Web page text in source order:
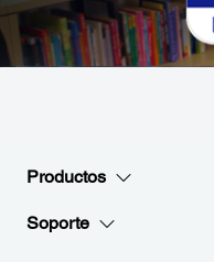
Productos
Soporte